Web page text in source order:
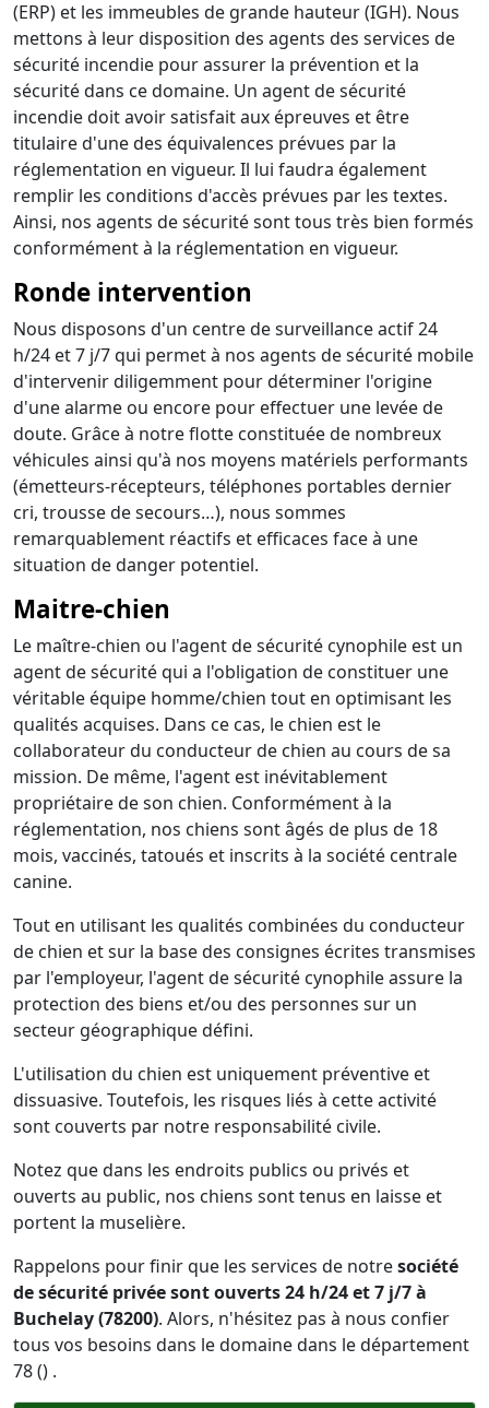
(ERP) et les immeubles de grande hauteur (IGH). Nous
mettons à leur disposition des agents des services de
sécurité incendie pour assurer la prévention et la
sécurité dans ce domaine. Un agent de sécurité
incendie doit avoir satisfait aux épreuves et être
titulaire d'une des équivalences prévues par la
réglementation en vigueur. Il lui faudra également
remplir les conditions d'accès prévues par les textes.
Ainsi, nos agents de sécurité sont tous très bien formés
conformément à la réglementation en vigueur.
Ronde intervention
Nous disposons d'un centre de surveillance actif 24
h/24 et 7 j/7 qui permet à nos agents de sécurité mobile
d'intervenir diligemment pour déterminer l'origine
d'une alarme ou encore pour effectuer une levée de
doute. Grâce à notre flotte constituée de nombreux
véhicules ainsi qu'à nos moyens matériels performants
(émetteurs-récepteurs, téléphones portables dernier
cri, trousse de secours…), nous sommes
remarquablement réactifs et efficaces face à une
situation de danger potentiel.
Maitre-chien
Le maître-chien ou l'agent de sécurité cynophile est un
agent de sécurité qui a l'obligation de constituer une
véritable équipe homme/chien tout en optimisant les
qualités acquises. Dans ce cas, le chien est le
collaborateur du conducteur de chien au cours de sa
mission. De même, l'agent est inévitablement
propriétaire de son chien. Conformément à la
réglementation, nos chiens sont âgés de plus de 18
mois, vaccinés, tatoués et inscrits à la société centrale
canine.
Tout en utilisant les qualités combinées du conducteur
de chien et sur la base des consignes écrites transmises
par l'employeur, l'agent de sécurité cynophile assure la
protection des biens et/ou des personnes sur un
secteur géographique défini.
L'utilisation du chien est uniquement préventive et
dissuasive. Toutefois, les risques liés à cette activité
sont couverts par notre responsabilité civile.
Notez que dans les endroits publics ou privés et
ouverts au public, nos chiens sont tenus en laisse et
portent la muselière.
Rappelons pour finir que les services de notresociété
de sécurité privée sont ouverts 24 h/24 et 7 j/7 à
Buchelay (78200). Alors, n'hésitez pas à nous confier
tous vos besoins dans le domaine dans le département
78 () .